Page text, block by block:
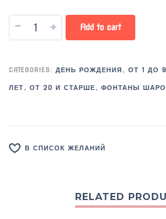
- + Add to cart
CATEGORIES: ДЕНЬ РОЖДЕНИЯ, ОТ 1 ДО
ЛЕТ, ОТ 20 И СТАРШЕ, ФОНТАНЫ
В СПИСОК ЖЕЛАНИЙ
RELATED